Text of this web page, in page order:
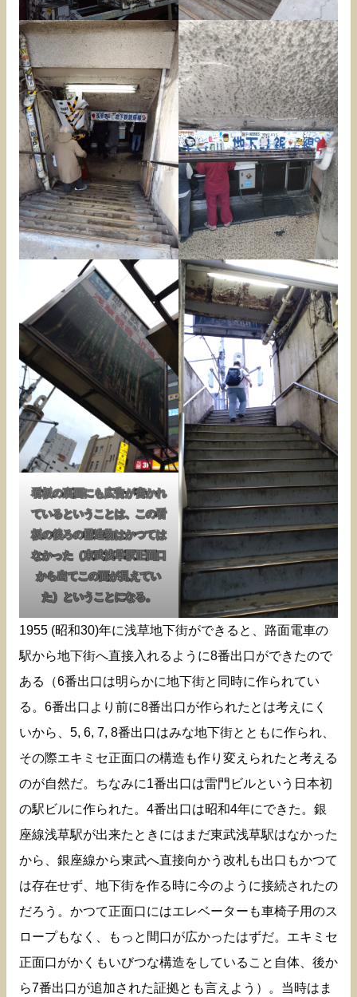
看板の裏面にも広告が書かれ
ているということは、この看
板の後ろの構造物はかつては
なかった（東武浅草駅正面口
から出てこの面が見えてい
た）ということになる。
1955 (昭和30)年に浅草地下街ができると、路面電車の
駅から地下街へ直接入れるように8番出口ができたので
ある（6番出口は明らかに地下街と同時に作られてい
る。6番出口より前に8番出口が作られたとは考えにく
いから、5, 6, 7, 8番出口はみな地下街とともに作られ、
その際エキミセ正面口の構造も作り変えられたと考える
のが自然だ。ちなみに1番出口は雷門ビルという日本初
の駅ビルに作られた。4番出口は昭和4年にできた。銀
座線浅草駅が出来たときにはまだ東武浅草駅はなかった
から、銀座線から東武へ直接向かう改札も出口もかつて
は存在せず、地下街を作る時に今のように接続されたの
だろう。かつて正面口にはエレベーターも車椅子用のス
ロープもなく、もっと間口が広かったはずだ。エキミセ
正面口がかくもいびつな構造をしていること自体、後か
ら7番出口が追加された証拠とも言えよう）。当時はま